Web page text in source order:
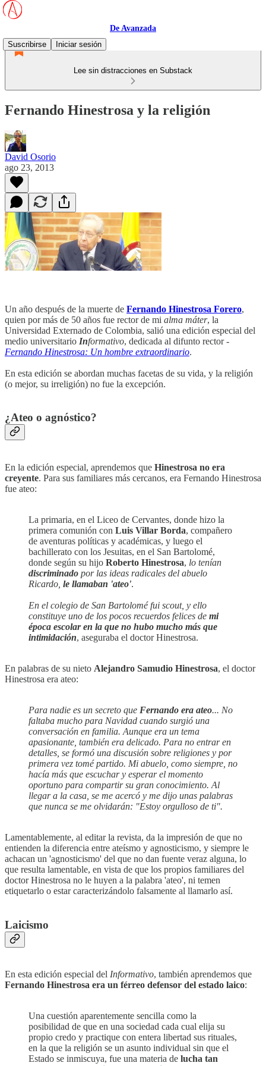
De Avanzada
Suscribirse
Iniciar sesión
Lee sin distracciones en Substack
Fernando Hinestrosa y la religión
David Osorio
ago 23, 2013
Un año después de la muerte de Fernando Hinestrosa Forero,
quien por más de 50 años fue rector de mi alma máter, la
Universidad Externado de Colombia, salió una edición especial del
medio universitario Informativo, dedicada al difunto rector -
Fernando Hinestrosa: Un hombre extraordinario.
En esta edición se abordan muchas facetas de su vida, y la religión
(o mejor, su irreligión) no fue la excepción.
¿Ateo o agnóstico?
En la edición especial, aprendemos que Hinestrosa no era
creyente. Para sus familiares más cercanos, era Fernando Hinestrosa
fue ateo:
La primaria, en el Liceo de Cervantes, donde hizo la
primera comunión con Luis Villar Borda, compañero
de aventuras políticas y académicas, y luego el
bachillerato con los Jesuitas, en el San Bartolomé,
donde según su hijo Roberto Hinestrosa, lo tenían
discriminado por las ideas radicales del abuelo
Ricardo, le llamaban 'ateo'.
En el colegio de San Bartolomé fui scout, y ello
constituye uno de los pocos recuerdos felices de mi
época escolar en la que no hubo mucho más que
intimidación, aseguraba el doctor Hinestrosa.
En palabras de su nieto Alejandro Samudio Hinestrosa, el doctor
Hinestrosa era ateo:
Para nadie es un secreto que Fernando era ateo... No
faltaba mucho para Navidad cuando surgió una
conversación en familia. Aunque era un tema
apasionante, también era delicado. Para no entrar en
detalles, se formó una discusión sobre religiones y por
primera vez tomé partido. Mi abuelo, como siempre, no
hacía más que escuchar y esperar el momento
oportuno para compartir su gran conocimiento. Al
llegar a la casa, se me acercó y me dijo unas palabras
que nunca se me olvidarán: "Estoy orgulloso de ti".
Lamentablemente, al editar la revista, da la impresión de que no
entienden la diferencia entre ateísmo y agnosticismo, y siempre le
achacan un 'agnosticismo' del que no dan fuente veraz alguna, lo
que resulta lamentable, en vista de que los propios familiares del
doctor Hinestrosa no le huyen a la palabra 'ateo', ni temen
etiquetarlo o estar caracterizándolo falsamente al llamarlo así.
Laicismo
En esta edición especial del Informativo, también aprendemos que
Fernando Hinestrosa era un férreo defensor del estado laico:
Una cuestión aparentemente sencilla como la
posibilidad de que en una sociedad cada cual elija su
propio credo y practique con entera libertad sus rituales,
en la que la religión se un asunto individual sin que el
Estado se inmiscuya, fue una materia de lucha tan